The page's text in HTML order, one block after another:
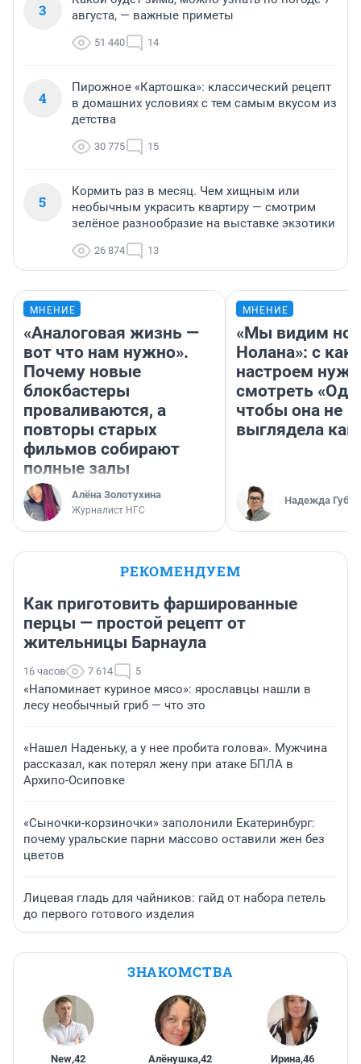
3
августа, — важные приметы
51 440 14
4
Пирожное «Картошка»: классический рецепт
в домашних условиях с тем самым вкусом из
детства
30 775 15
5
Кормить раз в месяц. Чем хищным или
необычным украсить квартиру — смотрим
зелёное разнообразие на выставке экзотики
26 874 13
МНЕНИЕ
«Аналоговая жизнь —
вот что нам нужно».
Почему новые
блокбастеры
проваливаются, а
повторы старых
фильмов собирают
полные залы
Алёна Золотухина
Журналист НГС
МНЕНИЕ
«Мы видим
Нолана»: с
настроем
смотреть
чтобы она не
выглядела как
Надежда
РЕКОМЕНДУЕМ
Как приготовить фаршированные
перцы — простой рецепт от
жительницы Барнаула
16 часов 7 614 5
«Напоминает куриное мясо»: ярославцы нашли в
лесу необычный гриб — что это
«Нашел Наденьку, а у нее пробита голова». Мужчина
рассказал, как потерял жену при атаке БПЛА в
Архипо-Осиповке
«Сыночки-корзиночки» заполонили Екатеринбург:
почему уральские парни массово оставили жен без
цветов
Лицевая гладь для чайников: гайд от набора петель
до первого готового изделия
ЗНАКОМСТВА
New,42 Алёнушка,42 Ирина,46